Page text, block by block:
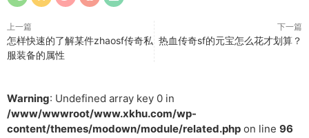
上一篇
怎样快速的了解某件zhaosf传奇私
服装备的属性
下一篇
热血传奇sf的元宝怎么花才划算？
Warning: Undefined array key 0 in
/www/wwwroot/www.xkhu.com/wp-
content/themes/modown/module/related.php on line 96